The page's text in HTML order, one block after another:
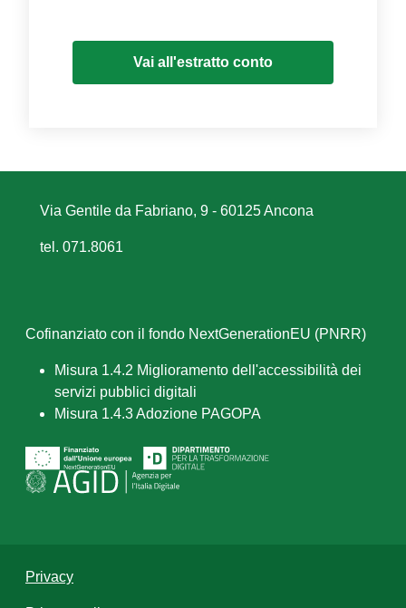
Vai all'estratto conto
Via Gentile da Fabriano, 9 - 60125 Ancona
tel. 071.8061
Cofinanziato con il fondo NextGenerationEU (PNRR)
Misura 1.4.2 Miglioramento dell'accessibilità dei
servizi pubblici digitali
Misura 1.4.3 Adozione PAGOPA
Privacy